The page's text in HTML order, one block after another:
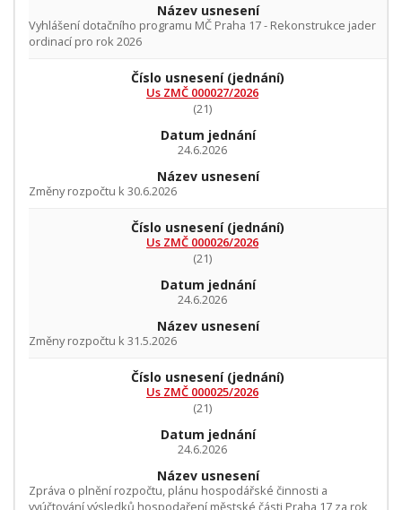
Název usnesení
Vyhlášení dotačního programu MČ Praha 17 - Rekonstrukce jader
ordinací pro rok 2026
Číslo usnesení(jednání)
Us ZMČ 000027/2026
(21)
Datum jednání
24.6.2026
Název usnesení
Změny rozpočtu k 30.6.2026
Číslo usnesení(jednání)
Us ZMČ 000026/2026
(21)
Datum jednání
24.6.2026
Název usnesení
Změny rozpočtu k 31.5.2026
Číslo usnesení(jednání)
Us ZMČ 000025/2026
(21)
Datum jednání
24.6.2026
Název usnesení
Zpráva o plnění rozpočtu, plánu hospodářské činnosti a
vyúčtování výsledků hospodaření městské části Praha 17 za rok